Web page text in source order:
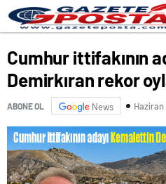
Cumhur ittifakının
Demirkıran rekor
ABONE OL News Haziran